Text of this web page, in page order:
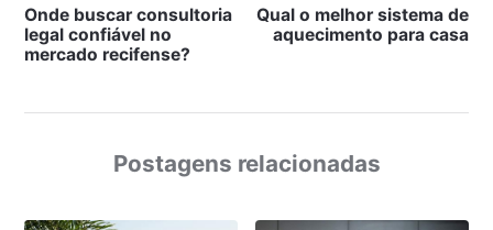
Onde buscar consultoria
legal confiável no
mercado recifense?
Qual o melhor sistema de
aquecimento para casa
Postagens relacionadas